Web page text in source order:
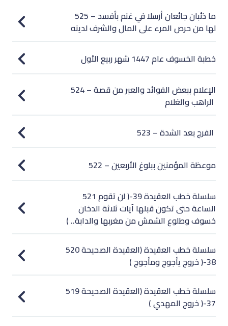
525 – ما ذئبان جائعان أرسلا في غنم بأفسد
لها من حرص المرء على المال والشرف لدينه
خطبة الخسوف عام 1447 شهر ربيع الأول
524 – الإعلام ببعض الفوائد والعبر من قصة
522 – موعظة المؤمنين ببلوغ الأربعين
521 سلسلة خطب العقيدة 39-( لن تقوم
الساعة حتى تكون قبلها آيات ثلاثة الدخان
خسوف وطلوع الشمش من مغربها والدابة.. )
520 سلسلة خطب العقيدة (العقيدة الصحيحة
38-( خروج يأجوج ومأجوج )
519 سلسلة خطب العقيدة (العقيدة الصحيحة
37-( خروج المهدي )